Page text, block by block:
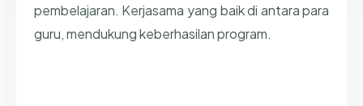
pembelajaran. Kerjasama yang baik di antara para
guru, mendukung keberhasilan program.